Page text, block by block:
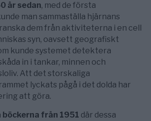
år sedan, med de första
man sammaställa hjärnans
dem från aktiviteterna i en cell
syn, oavsett geografiskt
kunde systemet detektera
in i tankar, minnen och
Att det storskaliga
lyckats pågå i det dolda har
att göra.
böckerna från 1951 där dessa